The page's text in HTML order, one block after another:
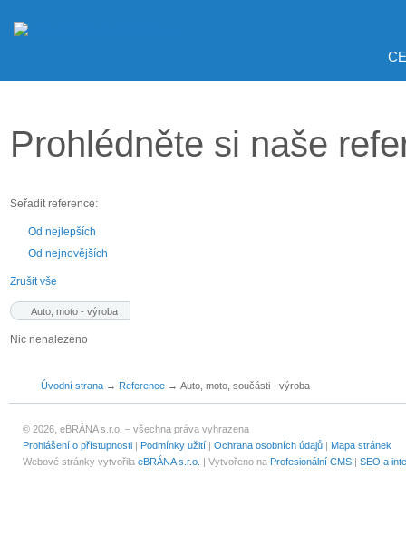
Prohlédněte si naše
Seřadit reference:
Od nejlepších
Od nejnovějších
Zrušit vše
Auto, moto - výroba
Nic nenalezeno
Úvodní strana → Reference → Auto, moto, součásti - výroba
© 2026, eBRÁNA s.r.o. – všechna práva vyhrazena
Prohlášení o přístupnosti | Podmínky užití | Ochrana osobních údajů | Mapa stránek
Webové stránky vytvořila eBRÁNA s.r.o. | Vytvořeno na Profesionální CMS | SEO a